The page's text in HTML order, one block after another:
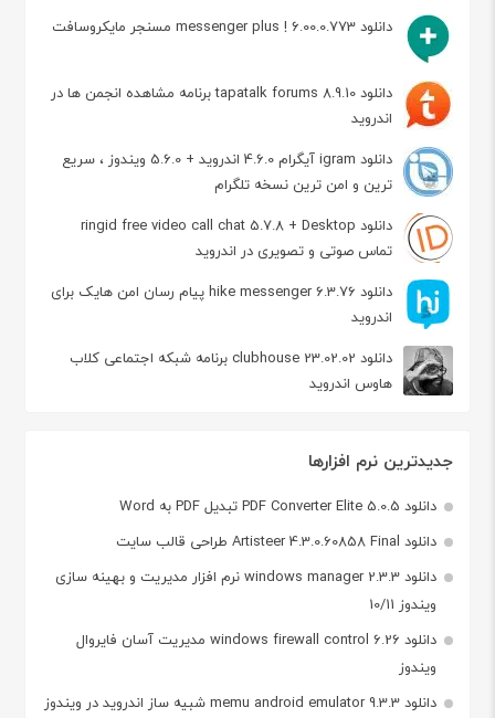
دانلود messenger plus ! 6.00.0.773 مسنجر مایکروسافت
دانلود tapatalk forums 8.9.10 برنامه مشاهده انجمن ها در
اندروید
دانلود igram آیگرام 4.6.0 اندروید + 5.6.0 ویندوز ، سریع
ترین و امن ترین نسخه تلگرام
دانلود ringid free video call chat 5.7.8 + Desktop
تماس صوتی و تصویری در اندروید
دانلود hike messenger 6.3.76 پیام‌ رسان‌ امن هایک برای
اندروید
دانلود clubhouse 23.02.02 برنامه شبکه اجتماعی کلاب
هاوس اندروید
جدیدترین نرم افزارها
دانلود PDF Converter Elite 5.0.5 تبدیل PDF به Word
دانلود Artisteer 4.3.0.60858 Final طراحی قالب سایت
دانلود windows manager 2.3.3 نرم افزار مدیریت و بهینه سازی
ویندوز 10/11
دانلود windows firewall control 6.26 مدیریت آسان فایروال
ویندوز
دانلود memu android emulator 9.3.3 شبیه ساز اندروید در ویندوز